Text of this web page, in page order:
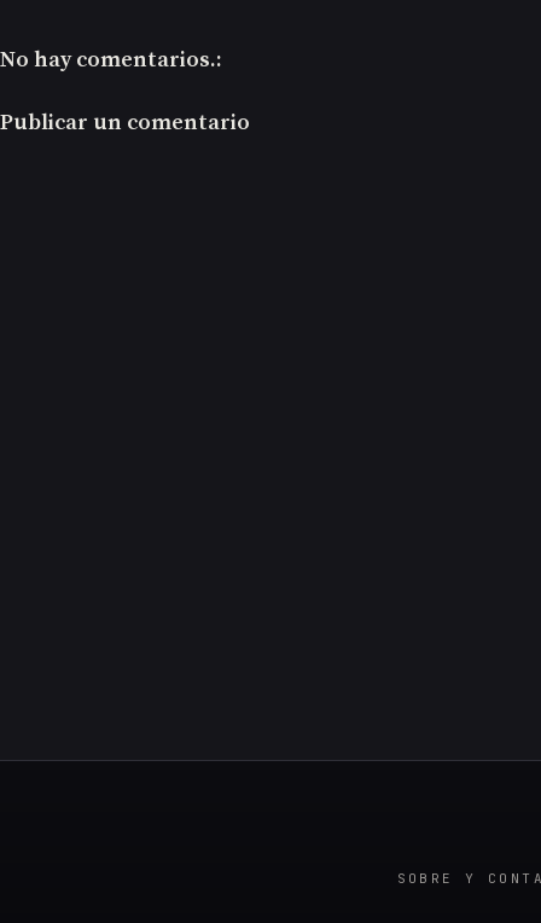
No hay comentarios.:
Publicar un comentario
SOBRE Y